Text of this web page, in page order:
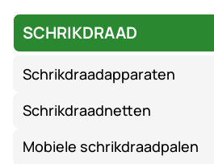
SCHRIKDRAAD
Schrikdraadapparaten
Schrikdraadnetten
Mobiele schrikdraadpalen